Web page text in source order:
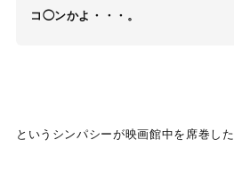
コ◯ンかよ・・・。
というシンパシーが映画館中を席巻し